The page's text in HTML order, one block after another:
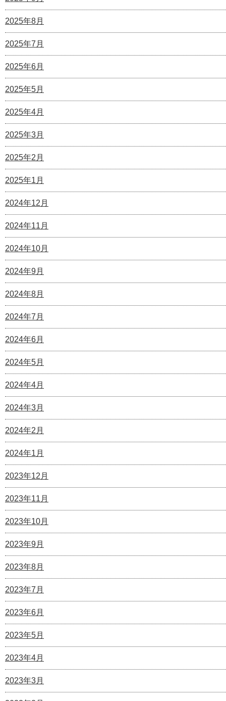
2025年8月
2025年7月
2025年6月
2025年5月
2025年4月
2025年3月
2025年2月
2025年1月
2024年12月
2024年11月
2024年10月
2024年9月
2024年8月
2024年7月
2024年6月
2024年5月
2024年4月
2024年3月
2024年2月
2024年1月
2023年12月
2023年11月
2023年10月
2023年9月
2023年8月
2023年7月
2023年6月
2023年5月
2023年4月
2023年3月